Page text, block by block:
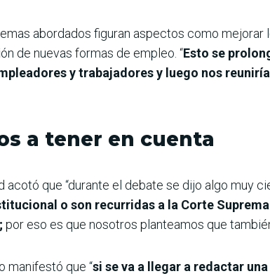
abordados figuran aspectos como
de nuevas formas de empleo. “Esto se
y trabajadores y luego nos
a tener en cuenta
acotó que “durante el debate se dijo algo muy
o son recurridas a la Corte
por eso es que nosotros planteamos que
manifestó que “si se va a llegar a redactar